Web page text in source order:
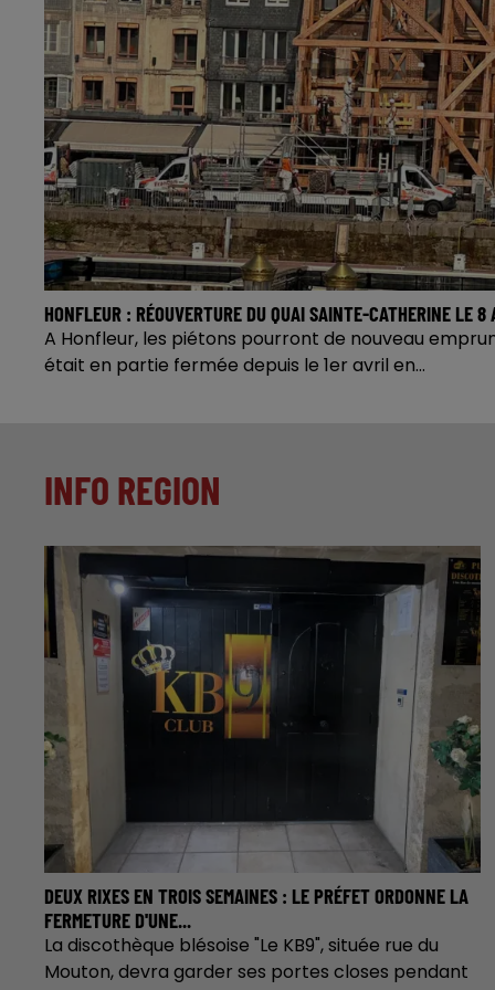
SELLES-SAINT-DENIS : EXTENSION AUTORISÉE POUR MBDA
Dans un arrêté publié le 31 juillet, le préfet de Loir-
Denis. Au moins quatre bâtiments devraient...
INFO REGION
DEUX RIXES EN TROIS SEMAINES : LE PRÉFET ORDONNE LA
FERMETURE D'UNE...
La discothèque blésoise "Le KB9", située rue du
Mouton, devra garder ses portes closes pendant